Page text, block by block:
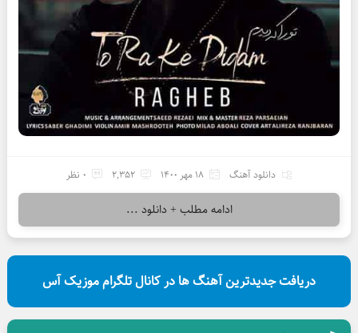
دانلود آهنگ 18 مهر 1400 2,352 0 نظر
ادامه مطلب + دانلود ...
دریافت جدیدترین آهنگ ها در کانال تلگرام موزیک آس